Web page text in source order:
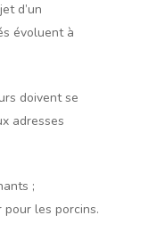
d’un
évoluent à
doivent se
adresses
;
les porcins.